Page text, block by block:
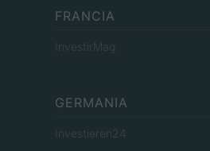
FRANCIA
InvestirMag
GERMANIA
Investieren24